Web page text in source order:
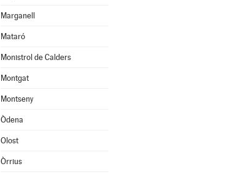
Marganell
Mataró
Monistrol de Calders
Montgat
Montseny
Òdena
Olost
Òrrius